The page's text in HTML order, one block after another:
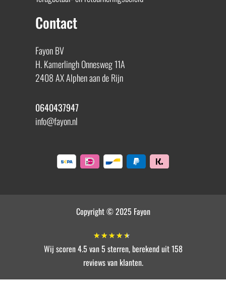
Contact
Fayon BV
H. Kamerlingh Onnesweg 11A
2408 AX Alphen aan de Rijn
0640437947
info@fayon.nl
Copyright © 2025 Fayon
★ ★ ★ ★ ★
Wij scoren 4.5 van 5 sterren, berekend uit 158
reviews van klanten.